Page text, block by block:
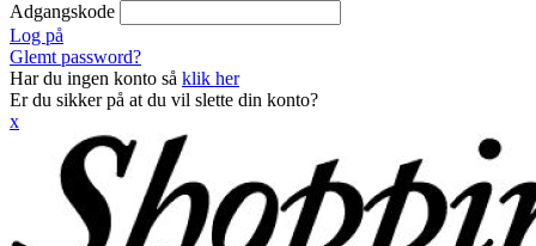
Adgangskode
Log på
Glemt password?
Har du ingen konto så klik her
Er du sikker på at du vil slette din konto?
x